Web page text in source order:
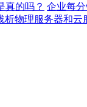
真的吗？ 企业每
物理服务器和云